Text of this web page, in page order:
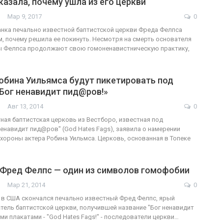
Мар 9, 2017
0
печально известной баптистской церкви Фреда Фелпса
почему решила ее покинуть. Несмотря на смерть основателя
Фелпса продолжают свою гомоненавистническую практику,
Уильямса будут пикетировать под
ненавидит пид@ров!»
Авг 13, 2014
0
баптистская церковь из Вестборо, известная под
пид@ров" (God Hates Fags), заявила о намерении
актера Робина Уильмса. Церковь, основанная в Топеке
Фелпс — один из символов гомофобии
Мар 21, 2014
0
США скончался печально известный Фред Фелпс, ярый
баптистской церкви, получившей название "Бог ненавидит
плакатами - "God Hates Fags!" - последователи церкви…
ФОТО
ГЕЙ-АЛЬЯНС УКРАИНА Июл 27, 2017